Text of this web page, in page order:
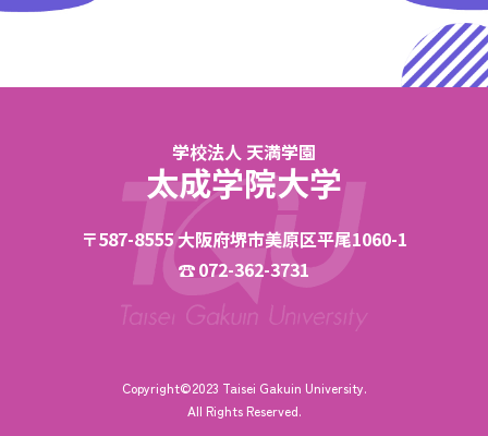
学校法人 天満学園
太成学院大学
〒587-8555 大阪府堺市美原区平尾1060-1
072-362-3731
Copyright©2023 Taisei Gakuin University.
All Rights Reserved.